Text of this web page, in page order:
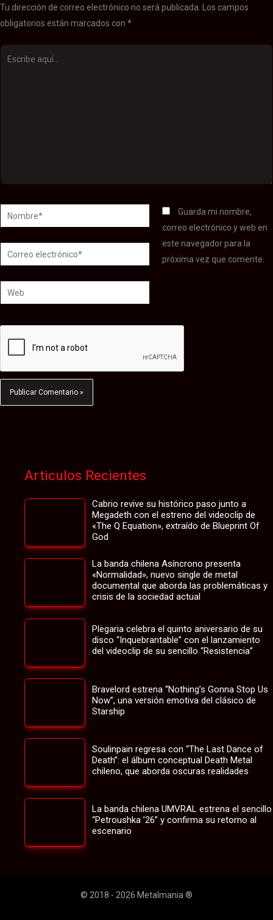
Tu dirección de correo electrónico no será publicada.
Los campos
obligatorios están marcados con *
Nombre*
Correo
electrónico*
Web
Guarda mi nombre,
correo electrónico y web en
este navegador para la
próxima vez que comente.
Articulos Recientes
Cabrio revive su histórico paso junto a
Megadeth con el estreno del videoclip de
«The Q Equation», extraído de Blueprint Of
God
La banda chilena Asíncrono presenta
«Normalidad», nuevo single de metal
documental que aborda las problemáticas y
crisis de la sociedad actual
Plegaria celebra el quinto aniversario de su
disco “Inquebrantable” con el lanzamiento
del videoclip de su sencillo “Resistencia”
Bravelord estrena “Nothing’s Gonna Stop Us
Now”, una versión emotiva del clásico de
Starship
Soulinpain regresa con “The Last Dance of
Death”: el álbum conceptual Death Metal
chileno, que aborda oscuras realidades
La banda chilena UMVRAL estrena el sencillo
“Petroushka ’26” y confirma su retorno al
escenario
© 2018 - 2026 Metalmania ®